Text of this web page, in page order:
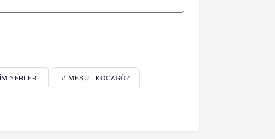
YERLERI # MESUT KOCAGÖZ